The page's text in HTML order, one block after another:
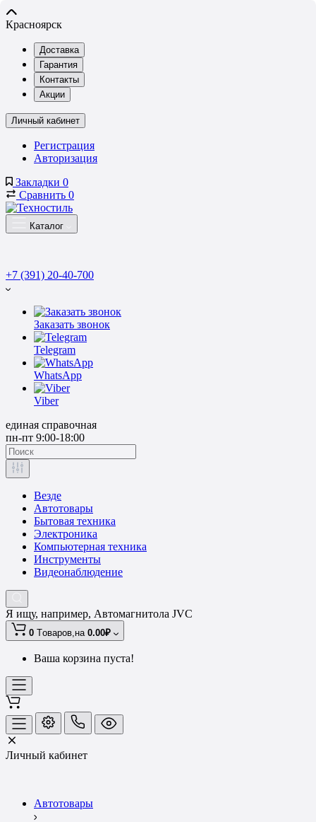
Красноярск
Доставка
Гарантия
Контакты
Акции
Личный кабинет
Регистрация
Авторизация
Закладки 0
Сравнить 0
Каталог
+7 (391) 20-40-700
Заказать звонок
Telegram
WhatsApp
Viber
единая справочная
пн-пт 9:00-18:00
Везде
Автотовары
Бытовая техника
Электроника
Компьютерная техника
Инструменты
Видеонаблюдение
Я ищу, например, Автомагнитола JVC
0 Tоваров,на 0.00₽
Ваша корзина пуста!
Личный кабинет
Автотовары